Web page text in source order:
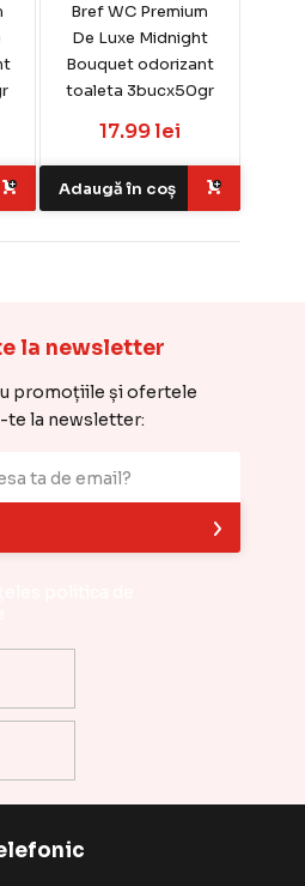
Bref WC Premium
De Luxe Midnight
Bouquet odorizant
toaleta 3bucx50gr
17.99 lei
Adaugă în coș
la newsletter
promoțiile și ofertele
te la newsletter: